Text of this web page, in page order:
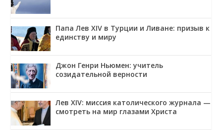
Папа Лев XIV в Турции и Ливане: призыв к
единству и миру
Джон Генри Ньюмен: учитель
созидательной верности
Лев XIV: миссия католического журнала —
смотреть на мир глазами Христа